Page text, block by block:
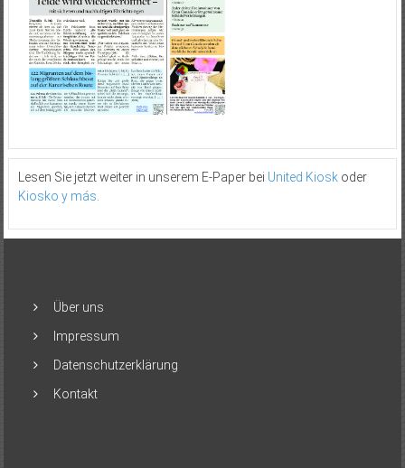
Lesen Sie jetzt weiter in unserem E-Paper bei United Kioskoder
Kiosko y más.
Über uns
Impressum
Datenschutzerklärung
Kontakt